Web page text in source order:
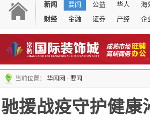
新闻 要闻 公益 华人
海
财经
金融 证券 产经 企
当前位置： 华闻网 - 要闻
驰援战疫守护健康